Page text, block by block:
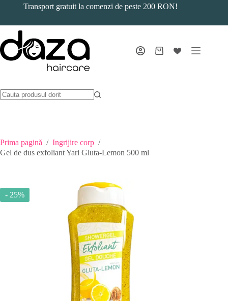
Transport gratuit la comenzi de peste 200 RON!
Coș
Prima pagină / Ingrijire corp /
Gel de dus exfoliant Yari Gluta-Lemon 500 ml
- 25%